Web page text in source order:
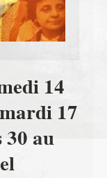
14
17
30 au